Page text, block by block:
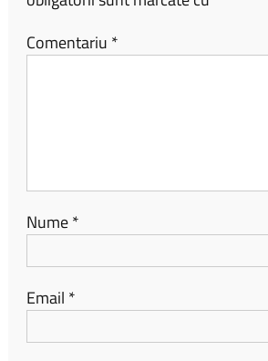
Comentariu *
Nume*
Email *